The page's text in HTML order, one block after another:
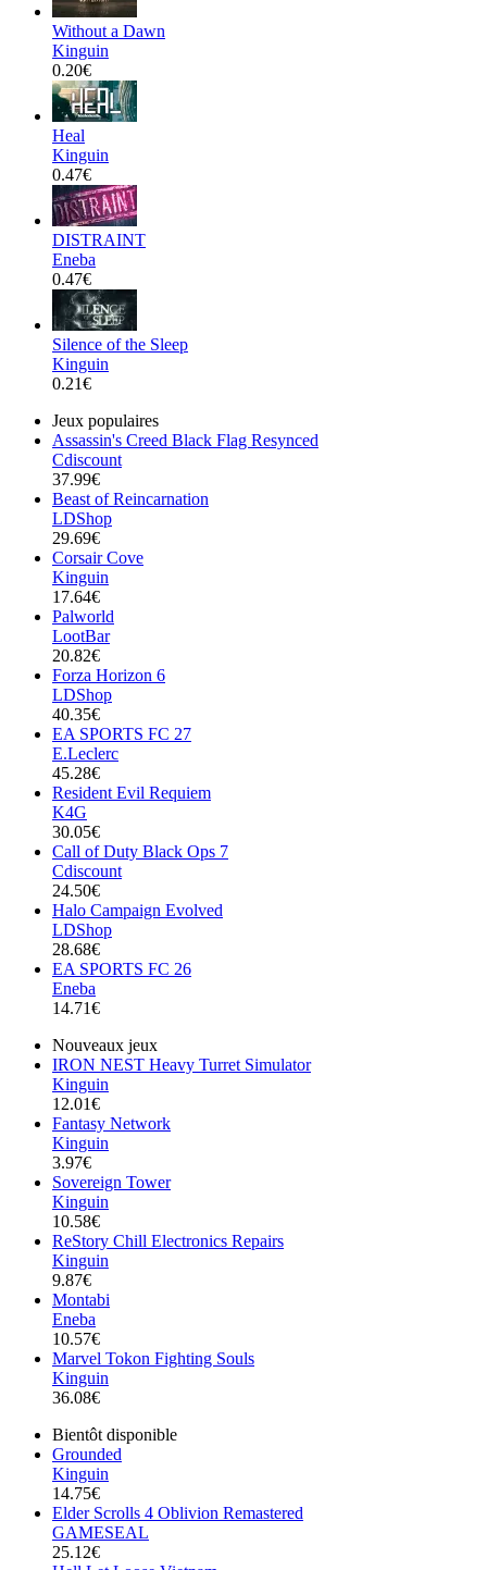
Without a Dawn
Kinguin
0.20€
Heal
Kinguin
0.47€
DISTRAINT
Eneba
0.47€
Silence of the Sleep
Kinguin
0.21€
Jeux populaires
Assassin's Creed Black Flag Resynced
Cdiscount
37.99€
Beast of Reincarnation
LDShop
29.69€
Corsair Cove
Kinguin
17.64€
Palworld
LootBar
20.82€
Forza Horizon 6
LDShop
40.35€
EA SPORTS FC 27
E.Leclerc
45.28€
Resident Evil Requiem
K4G
30.05€
Call of Duty Black Ops 7
Cdiscount
24.50€
Halo Campaign Evolved
LDShop
28.68€
EA SPORTS FC 26
Eneba
14.71€
Nouveaux jeux
IRON NEST Heavy Turret Simulator
Kinguin
12.01€
Fantasy Network
Kinguin
3.97€
Sovereign Tower
Kinguin
10.58€
ReStory Chill Electronics Repairs
Kinguin
9.87€
Montabi
Eneba
10.57€
Marvel Tokon Fighting Souls
Kinguin
36.08€
Bientôt disponible
Grounded
Kinguin
14.75€
Elder Scrolls 4 Oblivion Remastered
GAMESEAL
25.12€